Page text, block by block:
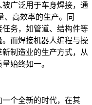
广泛用于车身焊接，通
、高效率的生产。同
务，如管道、结构件等
而焊接机器人编程与操
制造业的生产方式，从
始终如一。
个全新的时代，在其